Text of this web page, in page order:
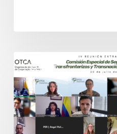
CESPIT
amazónicos
avanzan
en
la
implementación
de